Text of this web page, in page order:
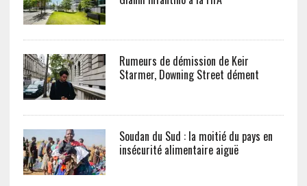
Rumeurs de démission de Keir
Starmer, Downing Street dément
Soudan du Sud : la moitié du pays en
insécurité alimentaire aiguë